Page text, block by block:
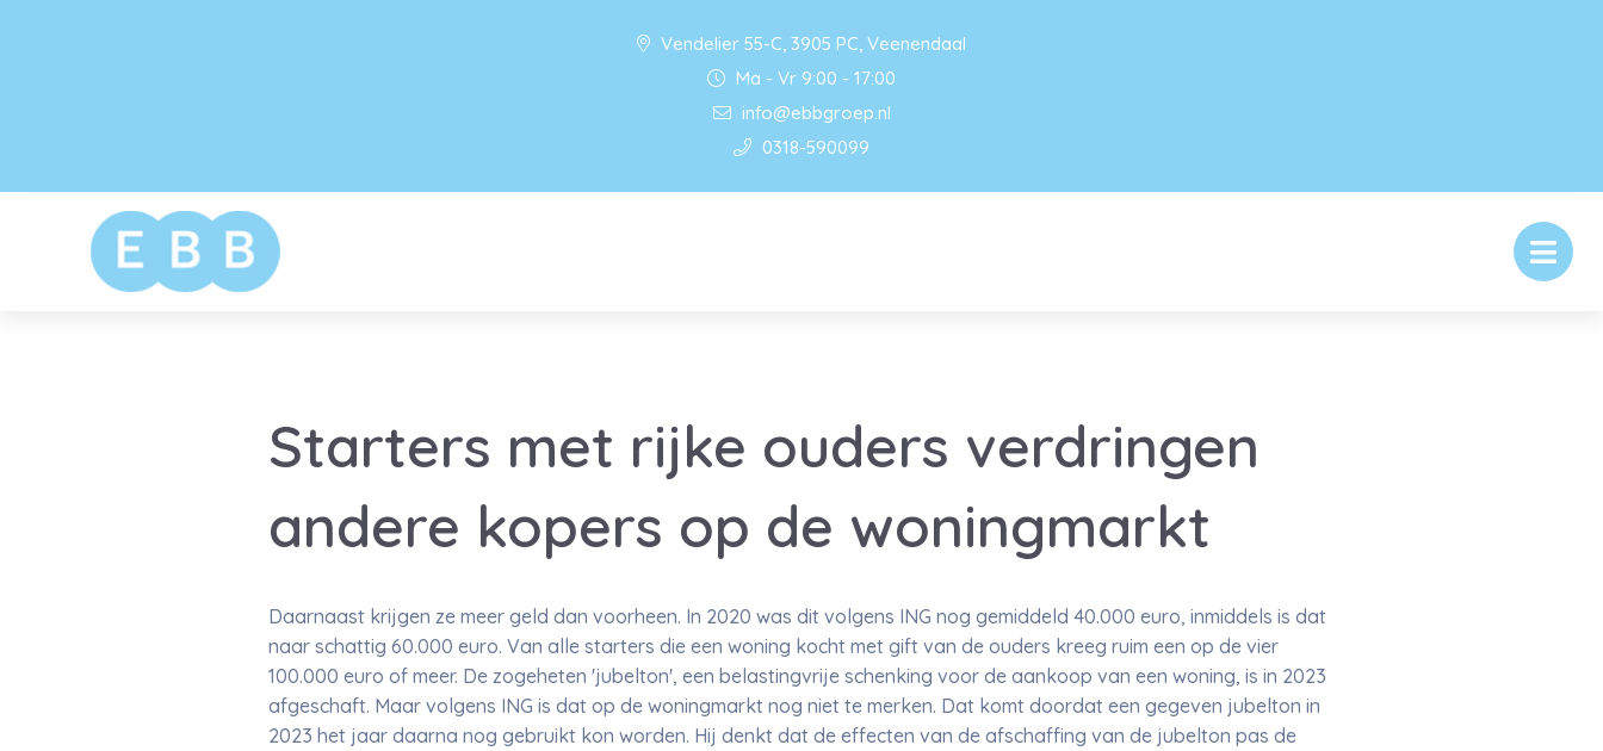
Vendelier 55-C, 3905 PC, Veenendaal
Ma - Vr 9:00 - 17:00
info@ebbgroep.nl
0318-590099
Starters met rijke ouders verdringen
andere kopers op de woningmarkt
Daarnaast krijgen ze meer geld dan voorheen. In 2020 was dit volgens ING nog gemiddeld 40.000 euro, inmiddels is dat
naar schattig 60.000 euro. Van alle starters die een woning kocht met gift van de ouders kreeg ruim een op de vier
100.000 euro of meer. De zogeheten 'jubelton', een belastingvrije schenking voor de aankoop van een woning, is in 2023
afgeschaft. Maar volgens ING is dat op de woningmarkt nog niet te merken. Dat komt doordat een gegeven jubelton in
2023 het jaar daarna nog gebruikt kon worden. Hij denkt dat de effecten van de afschaffing van de jubelton pas de